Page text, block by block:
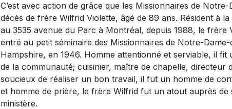
C’est avec action de grâce que les Missionnaires de
décès de frère Wilfrid Violette, âgé de 89 ans. Résident à
au 3535 avenue du Parc à Montréal, depuis 1988, le frère
entré au petit séminaire des Missionnaires de Notre-
Hampshire, en 1946. Homme attentionné et serviable, il
de la communauté; cuisinier, maître de chapelle, directeur
soucieux de réaliser un bon travail, il fut un homme de
et homme de prière, le frère Wilfrid fut un atout auprès de
ministère.